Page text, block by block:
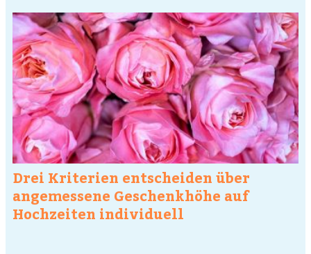
Drei Kriterien entscheiden über
angemessene Geschenkhöhe auf
Hochzeiten individuell